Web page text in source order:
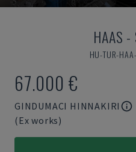
HAAS -
HU-TUR-
67.000 €
GINDUMACI HINNAKIRI
(Ex works)